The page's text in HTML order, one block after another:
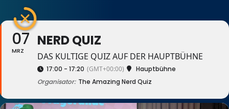
07
MRZ
NERD QUIZ
DAS KULTIGE QUIZ AUF DER HAUPTBÜHNE
17:00 - 17:20 (GMT+00:00)
Hauptbühne
Organisator: The Amazing Nerd Quiz